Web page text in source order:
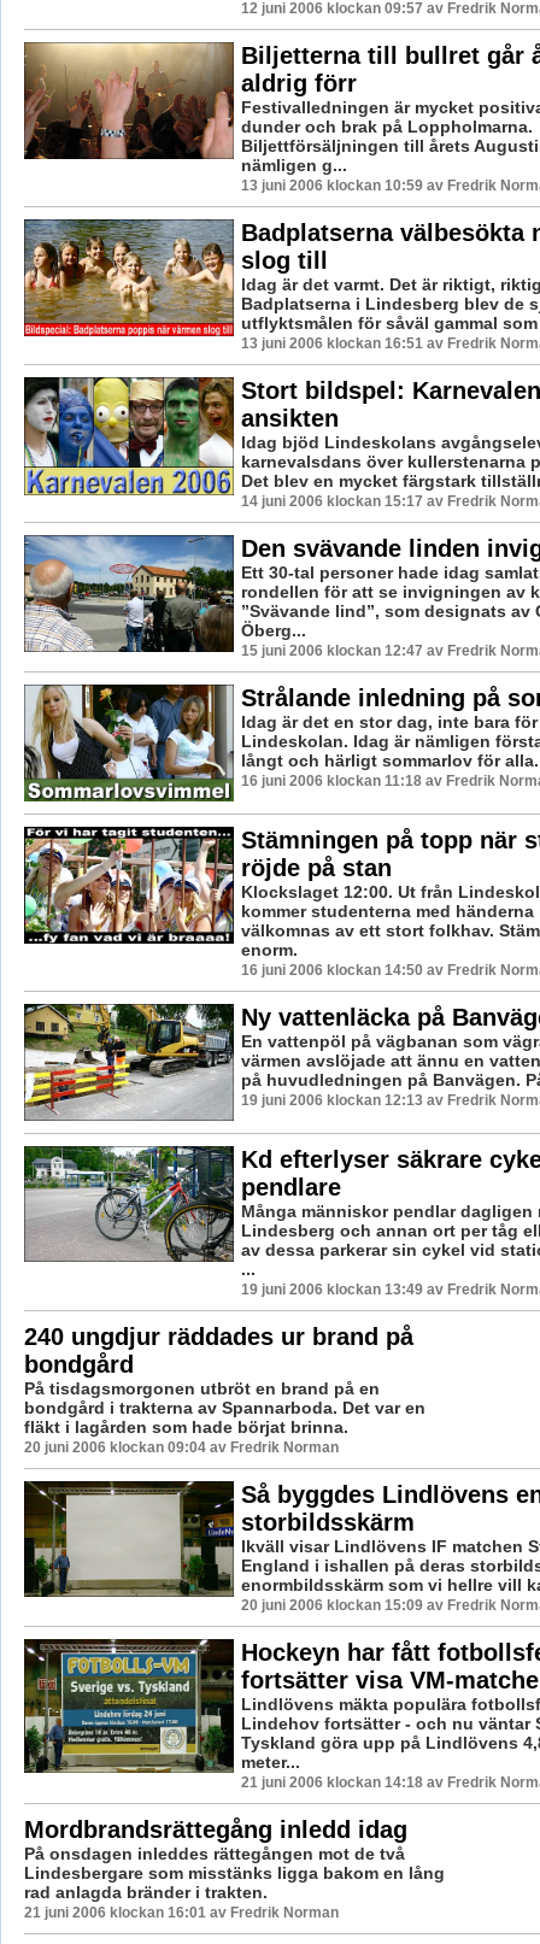
12 juni 2006 klockan 09:57 av Fredrik
Biljetterna till bullret går
aldrig förr
Festivalledningen är mycket
dunder och brak på Loppholmarna.
Biljettförsäljningen till årets
nämligen g...
13 juni 2006 klockan 10:59 av Fredrik
Badplatserna välbesökta
slog till
Idag är det varmt. Det är riktigt,
Badplatserna i Lindesberg blev de
utflyktsmålen för såväl gammal
13 juni 2006 klockan 16:51 av Fredrik
Stort bildspel:
ansikten
Idag bjöd Lindeskolans
karnevalsdans över kullerstenarna
Det blev en mycket färgstark
14 juni 2006 klockan 15:17 av Fredrik
Den svävande linden
Ett 30-tal personer hade idag
rondellen för att se invigningen av
”Svävande lind”, som designats av
Öberg...
15 juni 2006 klockan 12:47 av Fredrik
Strålande inledning på
Idag är det en stor dag, inte bara
Lindeskolan. Idag är nämligen
långt och härligt sommarlov för
16 juni 2006 klockan 11:18 av Fredrik
Stämningen på topp när
röjde på stan
Klockslaget 12:00. Ut från
kommer studenterna med
välkomnas av ett stort folkhav.
enorm.
16 juni 2006 klockan 14:50 av Fredrik
Ny vattenläcka på
En vattenpöl på vägbanan som
värmen avslöjade att ännu en
på huvudledningen på Banvägen.
19 juni 2006 klockan 12:13 av Fredrik
Kd efterlyser säkrare
pendlare
Många människor pendlar dagligen
Lindesberg och annan ort per tåg
av dessa parkerar sin cykel vid
...
19 juni 2006 klockan 13:49 av Fredrik
240 ungdjur räddades ur brand på
bondgård
På tisdagsmorgonen utbröt en brand på en
bondgård i trakterna av Spannarboda. Det var en
fläkt i lagården som hade börjat brinna.
20 juni 2006 klockan 09:04 av Fredrik Norman
Så byggdes Lindlövens
storbildsskärm
Ikväll visar Lindlövens IF matchen
England i ishallen på deras
enormbildsskärm som vi hellre vill
20 juni 2006 klockan 15:09 av Fredrik
Hockeyn har fått
fortsätter visa VM-
Lindlövens mäkta populära
Lindehov fortsätter - och nu väntar
Tyskland göra upp på Lindlövens
meter...
21 juni 2006 klockan 14:18 av Fredrik
Mordbrandsrättegång inledd idag
På onsdagen inleddes rättegången mot de två
Lindesbergare som misstänks ligga bakom en lång
rad anlagda bränder i trakten.
21 juni 2006 klockan 16:01 av Fredrik Norman